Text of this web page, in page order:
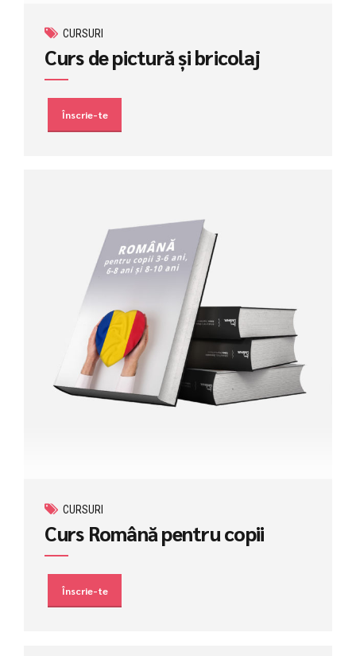
CURSURI
Curs de pictură și bricolaj
Înscrie-te
CURSURI
Curs Română pentru copii
Înscrie-te